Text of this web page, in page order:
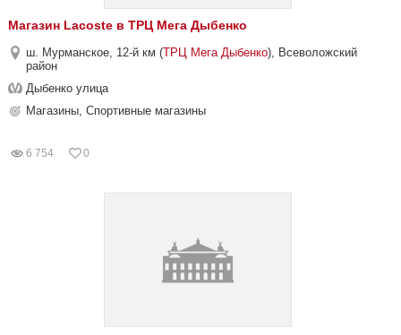
Магазин Lacoste в ТРЦ Мега Дыбенко
ш. Мурманское, 12-й км (ТРЦ Мега Дыбенко), Всеволожский
район
Дыбенко улица
Магазины, Спортивные магазины
6 754 0